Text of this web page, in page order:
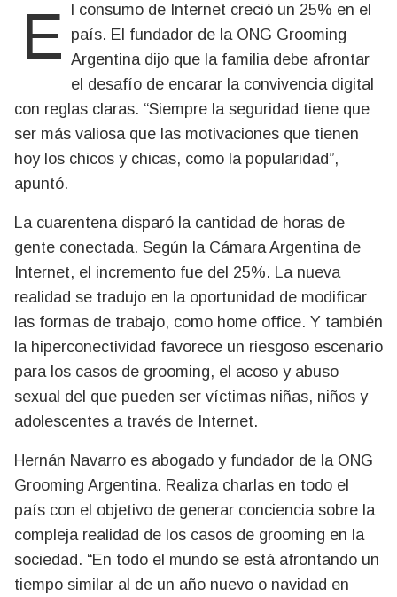
El consumo de Internet creció un 25% en el país. El fundador de la ONG Grooming
Argentina dijo que la familia debe afrontar
el desafío de encarar la convivencia digital
con reglas claras. “Siempre la seguridad tiene que
ser más valiosa que las motivaciones que tienen
hoy los chicos y chicas, como la popularidad”,
apuntó.
La cuarentena disparó la cantidad de horas de
gente conectada. Según la Cámara Argentina de
Internet, el incremento fue del 25%. La nueva
realidad se tradujo en la oportunidad de modificar
las formas de trabajo, como home office. Y también
la hiperconectividad favorece un riesgoso escenario
para los casos de grooming, el acoso y abuso
sexual del que pueden ser víctimas niñas, niños y
adolescentes a través de Internet.
Hernán Navarro es abogado y fundador de la ONG
Grooming Argentina. Realiza charlas en todo el
país con el objetivo de generar conciencia sobre la
compleja realidad de los casos de grooming en la
sociedad. “En todo el mundo se está afrontando un
tiempo similar al de un año nuevo o navidad en